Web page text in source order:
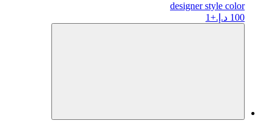
designerstyle color
100 د.إ.
+1